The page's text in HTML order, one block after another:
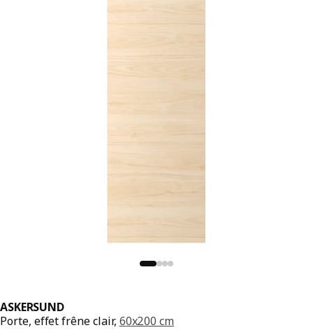
ASKERSUND
Porte, effet frêne clair, 60x200 cm